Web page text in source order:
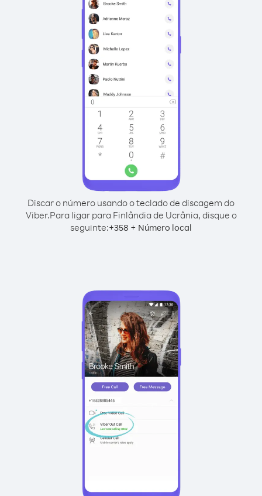
Discar o número usando o teclado de discagem do
Viber.Para ligar para Finlândia de Ucrânia, disque o
seguinte:+358 + Número local